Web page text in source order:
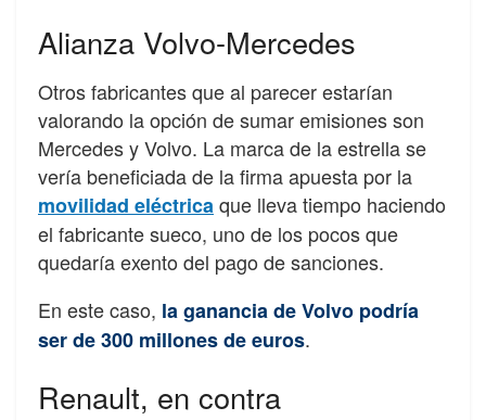
Alianza Volvo-Mercedes
Otros fabricantes que al parecer estarían
valorando la opción de sumar emisiones son
Mercedes y Volvo. La marca de la estrella se
vería beneficiada de la firma apuesta por la
movilidad eléctricaque lleva tiempo haciendo
el fabricante sueco, uno de los pocos que
quedaría exento del pago de sanciones.
En este caso, la ganancia de Volvo podría
ser de 300 millones de euros.
Renault, en contra